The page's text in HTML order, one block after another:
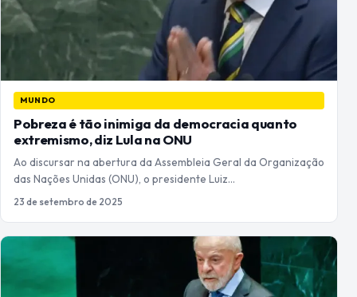
MUNDO
Pobreza é tão inimiga da democracia quanto
extremismo, diz Lula na ONU
Ao discursar na abertura da Assembleia Geral da Organização
das Nações Unidas (ONU), o presidente Luiz…
23 de setembro de 2025